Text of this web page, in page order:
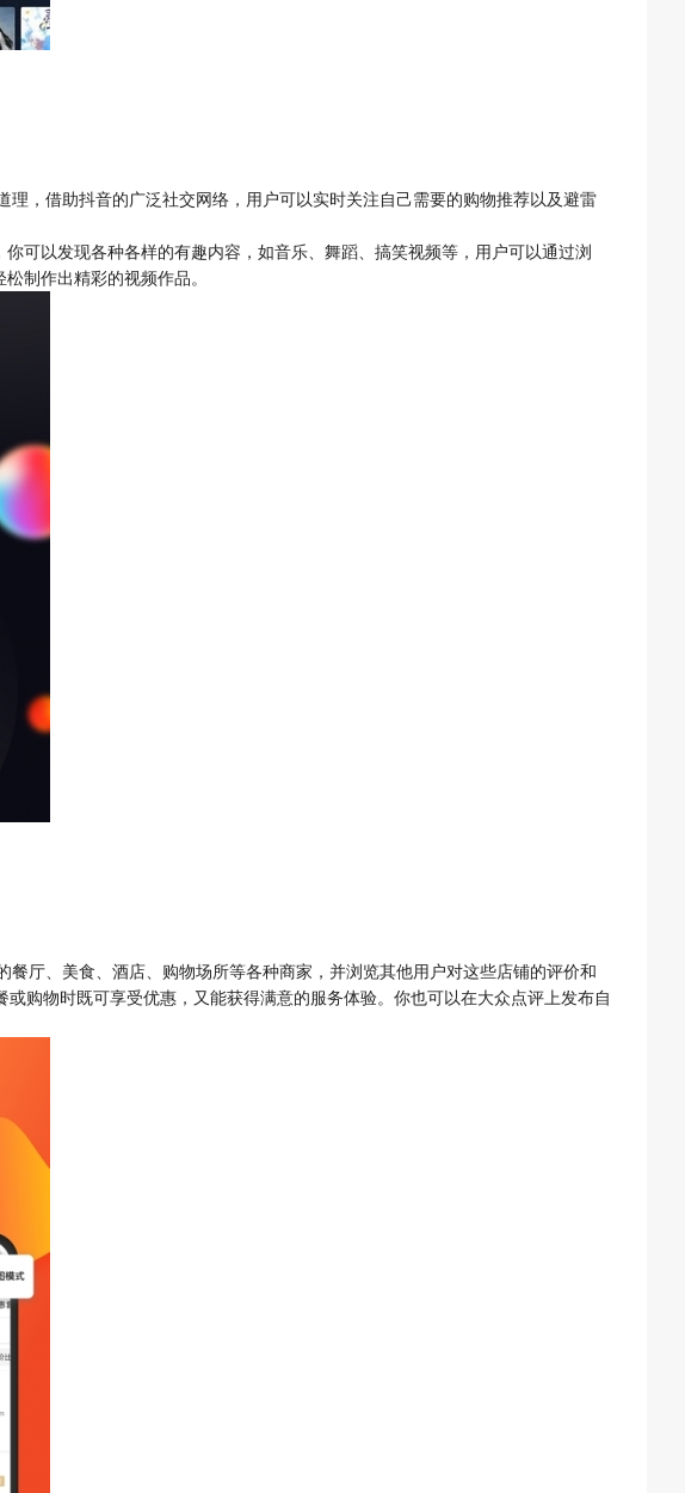
，借助抖音的广泛社交网络，用户可以实时关注自己需要的购物推荐以及避雷
可以发现各种各样的有趣内容，如音乐、舞蹈、搞笑视频等，用户可以通过浏
制作出精彩的视频作品。
厅、美食、酒店、购物场所等各种商家，并浏览其他用户对这些店铺的评价和
购物时既可享受优惠，又能获得满意的服务体验。你也可以在大众点评上发布自